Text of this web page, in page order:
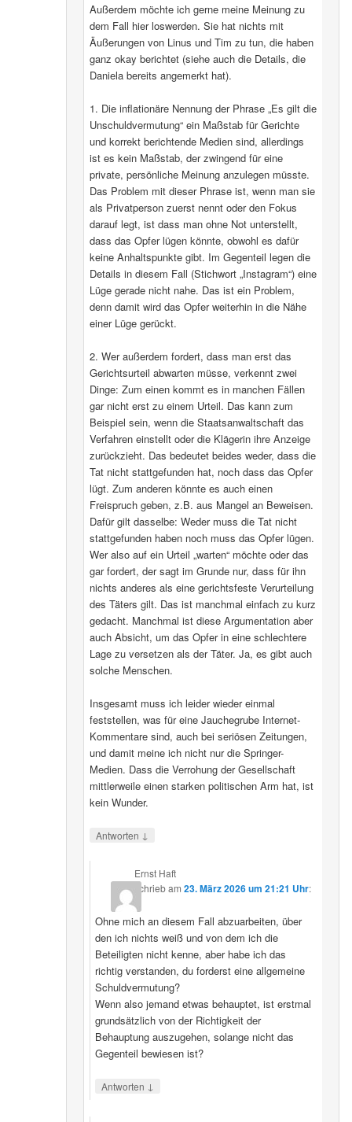
Außerdem möchte ich gerne meine Meinung zu
dem Fall hier loswerden. Sie hat nichts mit
Äußerungen von Linus und Tim zu tun, die haben
ganz okay berichtet (siehe auch die Details, die
Daniela bereits angemerkt hat).
1. Die inflationäre Nennung der Phrase „Es gilt die
Unschuldvermutung“ ein Maßstab für Gerichte
und korrekt berichtende Medien sind, allerdings
ist es kein Maßstab, der zwingend für eine
private, persönliche Meinung anzulegen müsste.
Das Problem mit dieser Phrase ist, wenn man sie
als Privatperson zuerst nennt oder den Fokus
darauf legt, ist dass man ohne Not unterstellt,
dass das Opfer lügen könnte, obwohl es dafür
keine Anhaltspunkte gibt. Im Gegenteil legen die
Details in diesem Fall (Stichwort „Instagram“) eine
Lüge gerade nicht nahe. Das ist ein Problem,
denn damit wird das Opfer weiterhin in die Nähe
einer Lüge gerückt.
2. Wer außerdem fordert, dass man erst das
Gerichtsurteil abwarten müsse, verkennt zwei
Dinge: Zum einen kommt es in manchen Fällen
gar nicht erst zu einem Urteil. Das kann zum
Beispiel sein, wenn die Staatsanwaltschaft das
Verfahren einstellt oder die Klägerin ihre Anzeige
zurückzieht. Das bedeutet beides weder, dass die
Tat nicht stattgefunden hat, noch dass das Opfer
lügt. Zum anderen könnte es auch einen
Freispruch geben, z.B. aus Mangel an Beweisen.
Dafür gilt dasselbe: Weder muss die Tat nicht
stattgefunden haben noch muss das Opfer lügen.
Wer also auf ein Urteil „warten“ möchte oder das
gar fordert, der sagt im Grunde nur, dass für ihn
nichts anderes als eine gerichtsfeste Verurteilung
des Täters gilt. Das ist manchmal einfach zu kurz
gedacht. Manchmal ist diese Argumentation aber
auch Absicht, um das Opfer in eine schlechtere
Lage zu versetzen als der Täter. Ja, es gibt auch
solche Menschen.
Insgesamt muss ich leider wieder einmal
feststellen, was für eine Jauchegrube Internet-
Kommentare sind, auch bei seriösen Zeitungen,
und damit meine ich nicht nur die Springer-
Medien. Dass die Verrohung der Gesellschaft
mittlerweile einen starken politischen Arm hat, ist
kein Wunder.
Antworten ↓
Ernst Haft
schriebam23. März 2026 um 21:21 Uhr:
Ohne mich an diesem Fall abzuarbeiten, über
den ich nichts weiß und von dem ich die
Beteiligten nicht kenne, aber habe ich das
richtig verstanden, du forderst eine allgemeine
Schuldvermutung?
Wenn also jemand etwas behauptet, ist erstmal
grundsätzlich von der Richtigkeit der
Behauptung auszugehen, solange nicht das
Gegenteil bewiesen ist?
Antworten ↓